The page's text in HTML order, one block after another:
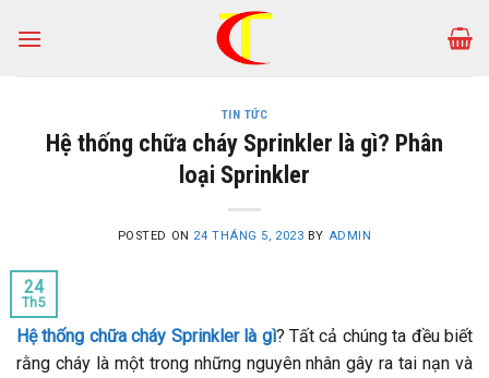
TIN TỨC
Hệ thống chữa cháy Sprinkler là gì? Phân
loại Sprinkler
POSTED ON 24 THÁNG 5, 2023 BY ADMIN
24
Th5
Hệ thống chữa cháy Sprinkler là gì? Tất cả chúng ta đều biết
rằng cháy là một trong những nguyên nhân gây ra tai nạn và